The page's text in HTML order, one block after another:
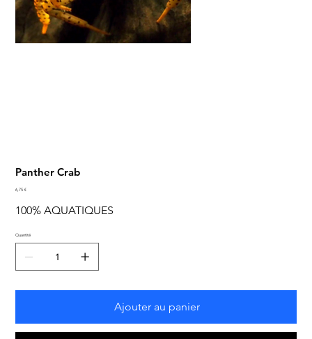
Panther Crab
Prix
6,75 €
100% AQUATIQUES
Quantité
Ajouter au panier